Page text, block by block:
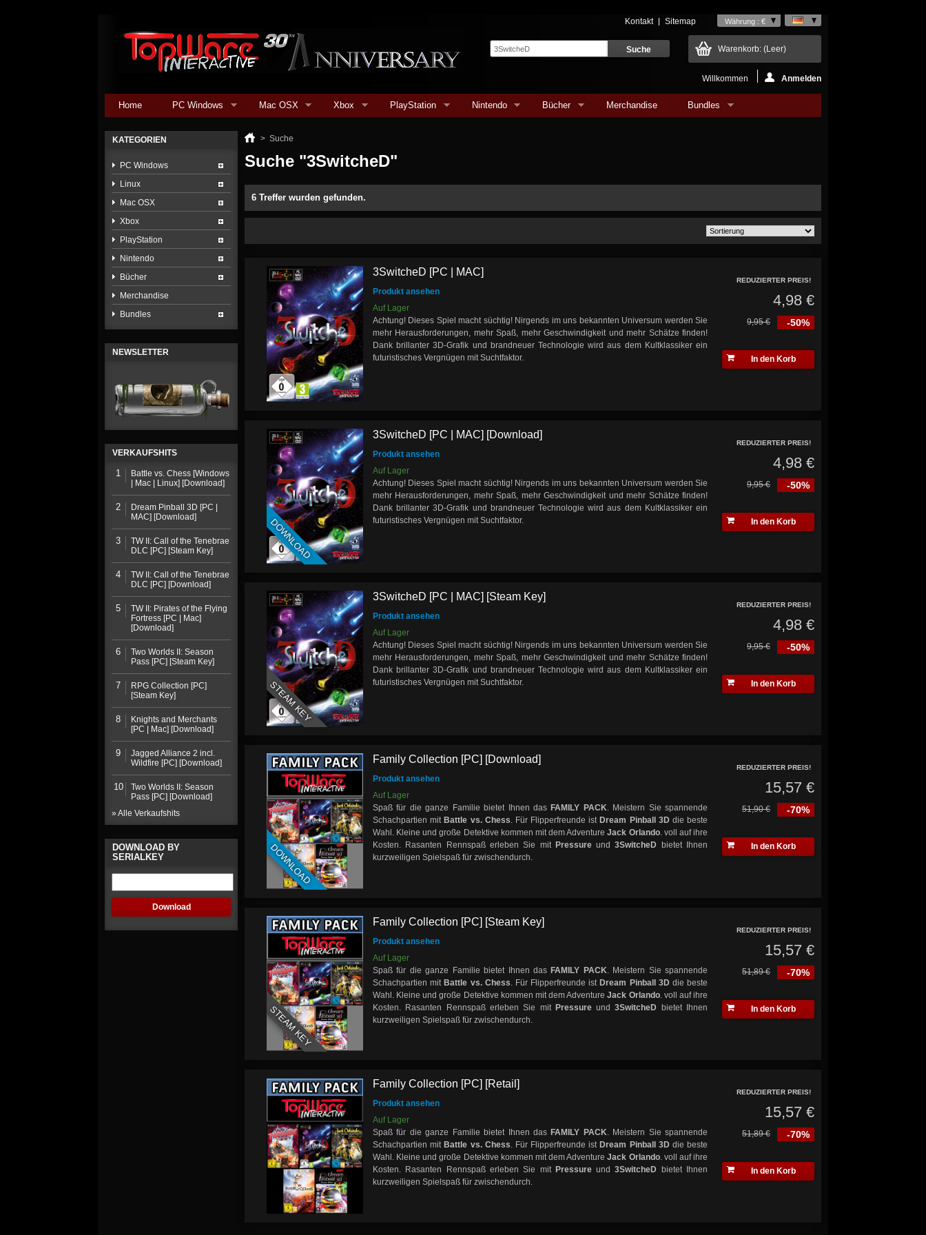
Währung : €
Kontakt Sitemap
Warenkorb: (Leer)
Willkommen Anmelden
Home PC Windows Mac OSX Xbox PlayStation Nintendo Bücher Merchandise Bundles
KATEGORIEN
PC Windows
Linux
Mac OSX
Xbox
PlayStation
Nintendo
Bücher
Merchandise
Bundles
NEWSLETTER
VERKAUFSHITS
1
Battle vs. Chess [Windows
| Mac | Linux] [Download]
2
Dream Pinball 3D [PC |
MAC] [Download]
3
TW II: Call of the Tenebrae
DLC [PC] [Steam Key]
4
TW II: Call of the Tenebrae
DLC [PC] [Download]
5
TW II: Pirates of the Flying
Fortress [PC | Mac]
[Download]
6
Two Worlds II: Season
Pass [PC] [Steam Key]
7
RPG Collection [PC]
[Steam Key]
8
Knights and Merchants
[PC | Mac] [Download]
9
Jagged Alliance 2 incl.
Wildfire [PC] [Download]
10
Two Worlds II: Season
Pass [PC] [Download]
» Alle Verkaufshits
DOWNLOAD BY
SERIALKEY
> Suche
Suche "3SwitcheD"
6 Treffer wurden gefunden.
3SwitcheD [PC | MAC]
Produkt ansehen
Auf Lager
Achtung! Dieses Spiel macht süchtig! Nirgends im uns bekannten Universum werden Sie
mehr Herausforderungen, mehr Spaß, mehr Geschwindigkeit und mehr Schätze finden!
Dank brillanter 3D-Grafik und brandneuer Technologie wird aus dem Kultklassiker ein
futuristisches Vergnügen mit Suchtfaktor.
REDUZIERTER PREIS!
4,98 €
-50%
9,95 €
In den Korb
DOWNLOAD
3SwitcheD [PC | MAC] [Download]
Produkt ansehen
Auf Lager
Achtung! Dieses Spiel macht süchtig! Nirgends im uns bekannten Universum werden Sie
mehr Herausforderungen, mehr Spaß, mehr Geschwindigkeit und mehr Schätze finden!
Dank brillanter 3D-Grafik und brandneuer Technologie wird aus dem Kultklassiker ein
futuristisches Vergnügen mit Suchtfaktor.
REDUZIERTER PREIS!
4,98 €
-50%
9,95 €
In den Korb
STEAM KEY
3SwitcheD [PC | MAC] [Steam Key]
Produkt ansehen
Auf Lager
Achtung! Dieses Spiel macht süchtig! Nirgends im uns bekannten Universum werden Sie
mehr Herausforderungen, mehr Spaß, mehr Geschwindigkeit und mehr Schätze finden!
Dank brillanter 3D-Grafik und brandneuer Technologie wird aus dem Kultklassiker ein
futuristisches Vergnügen mit Suchtfaktor.
REDUZIERTER PREIS!
4,98 €
-50%
9,95 €
In den Korb
DOWNLOAD
Family Collection [PC] [Download]
Produkt ansehen
Auf Lager
Spaß für die ganze Familie bietet Ihnen das FAMILY PACK. Meistern Sie spannende
Schachpartien mit Battle vs. Chess. Für Flipperfreunde ist Dream Pinball 3D die beste
Wahl. Kleine und große Detektive kommen mit dem AdventureJack Orlando. voll auf ihre
Kosten. Rasanten Rennspaß erleben Sie mit Pressureund3SwitcheD
bietet Ihnen
kurzweiligen Spielspaß für zwischendurch.
REDUZIERTER PREIS!
15,57 €
-70%
51,90 €
In den Korb
STEAM KEY
Family Collection [PC] [Steam Key]
Produkt ansehen
Auf Lager
Spaß für die ganze Familie bietet Ihnen dasFAMILY PACK . Meistern Sie spannende
Schachpartien mitBattle vs. Chess . Für Flipperfreunde istDream Pinball 3D die beste
Wahl. Kleine und große Detektive kommen mit dem AdventureJack Orlando. voll auf ihre
Kosten. Rasanten Rennspaß erleben Sie mit Pressureund3SwitcheD bietet Ihnen
kurzweiligen Spielspaß für zwischendurch.
REDUZIERTER PREIS!
15,57 €
-70%
51,89 €
In den Korb
Family Collection [PC] [Retail]
Produkt ansehen
Auf Lager
Spaß für die ganze Familie bietet Ihnen das FAMILY PACK. Meistern Sie spannende
Schachpartien mit Battle vs. Chess. Für Flipperfreunde ist Dream Pinball 3D die beste
Wahl. Kleine und große Detektive kommen mit dem AdventureJack Orlando. voll auf ihre
Kosten. Rasanten Rennspaß erleben Sie mit Pressureund3SwitcheD
bietet Ihnen
kurzweiligen Spielspaß für zwischendurch.
REDUZIERTER PREIS!
15,57 €
-70%
51,89 €
In den Korb